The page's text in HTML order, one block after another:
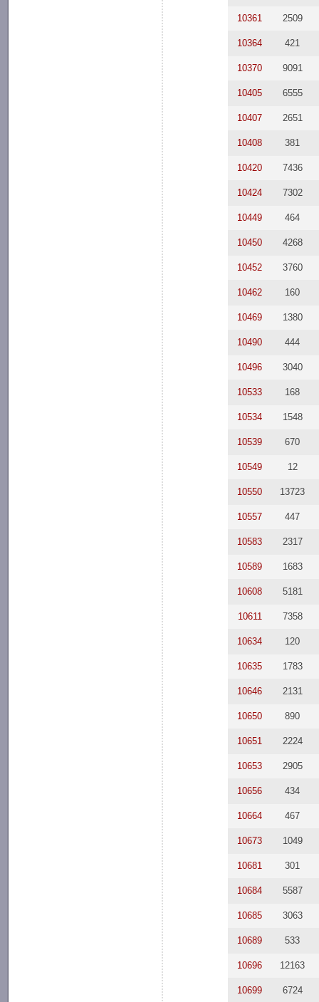
10361 2509
10364 421
10370 9091
10405 6555
10407 2651
10408 381
10420 7436
10424 7302
10449 464
10450 4268
10452 3760
10462 160
10469 1380
10490 444
10496 3040
10533 168
10534 1548
10539 670
10549 12
10550 13723
10557 447
10583 2317
10589 1683
10608 5181
10611 7358
10634 120
10635 1783
10646 2131
10650 890
10651 2224
10653 2905
10656 434
10664 467
10673 1049
10681 301
10684 5587
10685 3063
10689 533
10696 12163
10699 6724